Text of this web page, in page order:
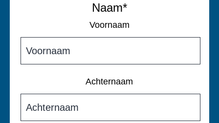
Naam*
Voornaam
Achternaam